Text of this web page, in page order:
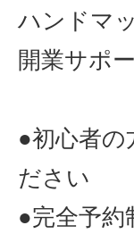
ハンドマ
開業サポ
●初心者
ださい
●完全予約